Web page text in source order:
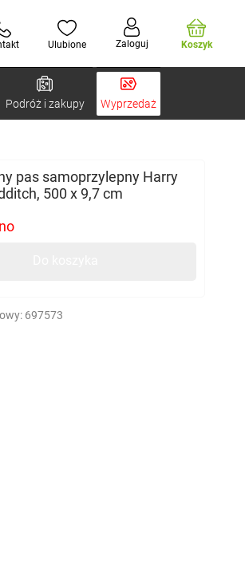
Ulubione Zaloguj Koszyk
Podróż i zakupy Wyprzedaż
pas samoprzylepny Harry
500 x 9,7 cm
697573